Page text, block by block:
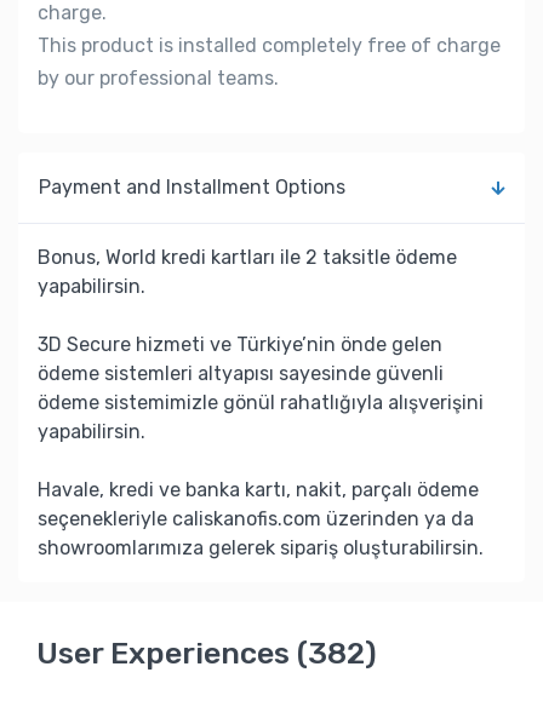
charge.
This product is installed completely free of charge
by our professional teams.
Payment and Installment Options
Bonus, World kredi kartları ile 2 taksitle ödeme
yapabilirsin.
3D Secure hizmeti ve Türkiye’nin önde gelen
ödeme sistemleri altyapısı sayesinde güvenli
ödeme sistemimizle gönül rahatlığıyla alışverişini
yapabilirsin.
Havale, kredi ve banka kartı, nakit, parçalı ödeme
seçenekleriyle caliskanofis.com üzerinden ya da
showroomlarımıza gelerek sipariş oluşturabilirsin.
User Experiences (382)